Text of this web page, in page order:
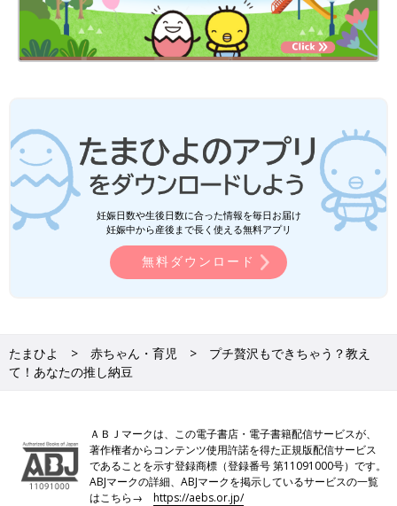
妊娠日数や生後日数に合った情報を毎日お届け
妊娠中から産後まで長く使える無料アプリ
無料ダウンロード
たまひよ 赤ちゃん・育児
プチ贅沢もできちゃう？教え
て！あなたの推し納豆
ＡＢＪマークは、この電子書店・電子書籍配信サービスが、
著作権者からコンテンツ使用許諾を得た正規版配信サービス
であることを示す登録商標（登録番号 第11091000号）です。
ABJマークの詳細、ABJマークを掲示しているサービスの一覧
はこちら→https://aebs.or.jp/